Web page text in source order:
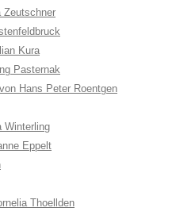
Zeutschner
Kura
Pasternak
Hans Peter Roentgen
Winterling
Eppelt
Thoellden